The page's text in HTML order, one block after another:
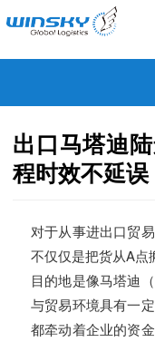
出口马塔迪
程时效不延误
对于从事进出口贸
不仅仅是把货从A点
目的地是像马塔迪
与贸易环境具有一
都牵动着企业的资